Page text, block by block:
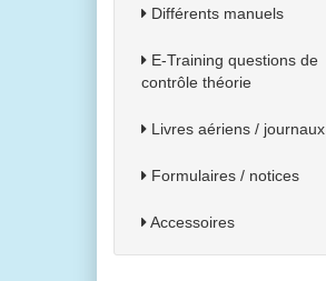
Différents manuels
E-Training questions de
contrôle théorie
Livres aériens / journaux
Formulaires / notices
Accessoires